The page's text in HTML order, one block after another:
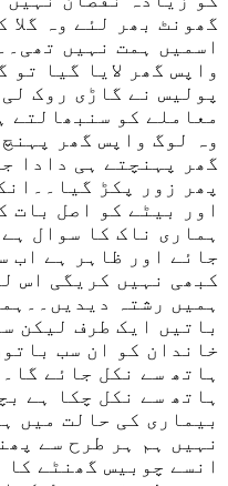
گھونٹ بھر لئے وہ
اسمیں ہمت نہیں
واپس گھر لایا گیا تو
پولیس نے گاڑی روک
معاملے کو سنبھالتے
وہ لوگ واپس گھر پہنچ
گھر پہنچتے ہی دادا
پھر زور پکڑ
اور بیٹے کو اصل بات
ہماری ناک کا سوال
جائے اور ظاہر ہے اب
کبھی نہیں کریگی اس
ہمیں رشتہ
باتیں ایک طرف لیکن
خاندان کو ان سب
ہاتھ سے نکل جائے
ہاتھ سے نکل چکا ہے
بیماری کی حالت میں
نہیں ہم ہر طرح سے
انسے چوبیس گھنٹے